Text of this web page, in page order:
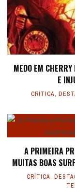
MEDO EM
E
CRÍTICA,
A PRIMEIRA
MUITAS BOAS
CRÍTICA,